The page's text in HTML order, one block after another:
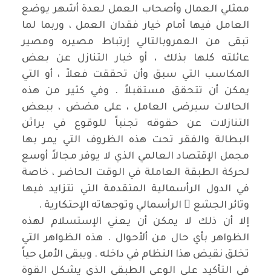
ممثلي العمال وأصحاب العمل لعدة أشهر يوضع
العامل فيها أمام خيار فقدان العمل ، وربما لما
تبقى من العمروبالتالي إرتباط مصيره ومصير
عائلته كلها بذلك ، أو خيار التنازل عن بعض
المكاسب التي سبق وأن تحققت فعلاً ، أو التي
يمكن أن تتحقق مستقبلاً . وفي كثير من هذه
الحالات سيرضى العامل ، على مضض ، ببعض
التنازلات عن حقوقه تجنباً للوقوع في براثن
البطالة والفقر تحت هذه الظروف التي يمر بها
مجمل الإقتصاد العالمي الذي لا يوفر مجالاً أوسع
لحركة الطبقة العاملة في الوقت الحاضر ، خاصة
في الدول الرأسمالية المتقدمة التي تتزايد فيها
وتائر الجشع ً الرأسمالي وتوجهاته الإحتكارية .
إلا أن ذلك لا يمكن أن يعني الإستسلام لهذه
الظواهر بأي حال من ألأحوال . هذه الظواهر التي
تخلق نقيض هذا النظام في داخله . ويبقى الأمل حياً
في التأكيد على الوعي الطبقي الذي يشكل القوة